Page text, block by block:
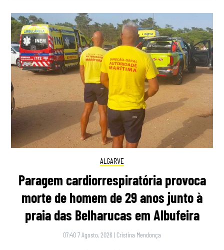
ALGARVE
Paragem cardiorrespiratória provoca
morte de homem de 29 anos junto à
praia das Belharucas em Albufeira
07:40 7 Agosto, 2026 | Cristina Mendonça